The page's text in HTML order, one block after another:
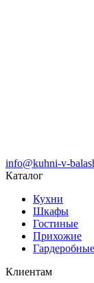
info@kuhni-v-
Каталог
Кухни
Шкафы
Гостиные
Прихожие
Гардеробные
Клиентам